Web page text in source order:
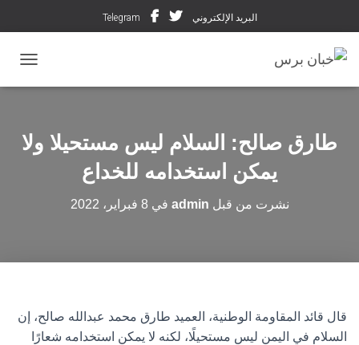
البريد الإلكتروني Telegram
طارق صالح: السلام ليس مستحيلا ولا
يمكن استخدامه للخداع
نشرت من قبل admin في 8 فبراير، 2022
قال قائد المقاومة الوطنية، العميد طارق محمد عبدالله صالح، إن
السلام في اليمن ليس مستحيلًا، لكنه لا يمكن استخدامه شعارًا